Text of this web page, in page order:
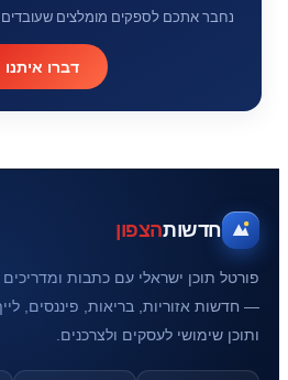
נחבר אתכם לספקים מומלצים
דברו איתנו
חדשותהצפון
פורטל תוכן ישראלי עם כתבות
— חדשות אזוריות, בריאות, פיננסים,
ותוכן שימושי לעסקים ולצרכנים.